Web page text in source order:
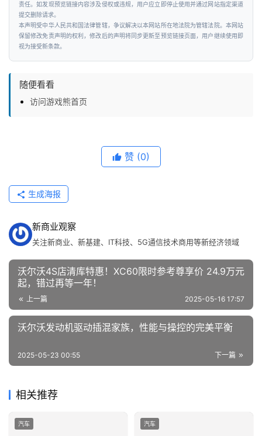
责任。如发现预览链接内容涉及侵权或违规，用户应立即停止使用并通过网站指定渠道
提交删除请求。
本声明受中华人民共和国法律管辖，争议解决以本网站所在地法院为管辖法院。本网站
保留修改免责声明的权利，修改后的声明将同步更新至预览链接页面，用户继续使用即
视为接受新条款。
随便看看
访问游戏熊首页
赞 (0)
生成海报
新商业观察
关注新商业、新基建、IT科技、5G通信技术商用等新经济领域
沃尔沃4S店清库特惠！XC60限时参考尊享价 24.9万元
起，错过再等一年！
上一篇 2025-05-16 17:57
沃尔沃发动机驱动插混家族，性能与操控的完美平衡
下一篇
2025-05-23 00:55
相关推荐
汽车 汽车